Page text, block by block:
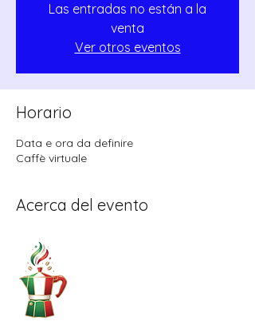
Las entradas no están a la
venta
Ver otros eventos
Horario
Data e ora da definire
Caffè virtuale
Acerca del evento